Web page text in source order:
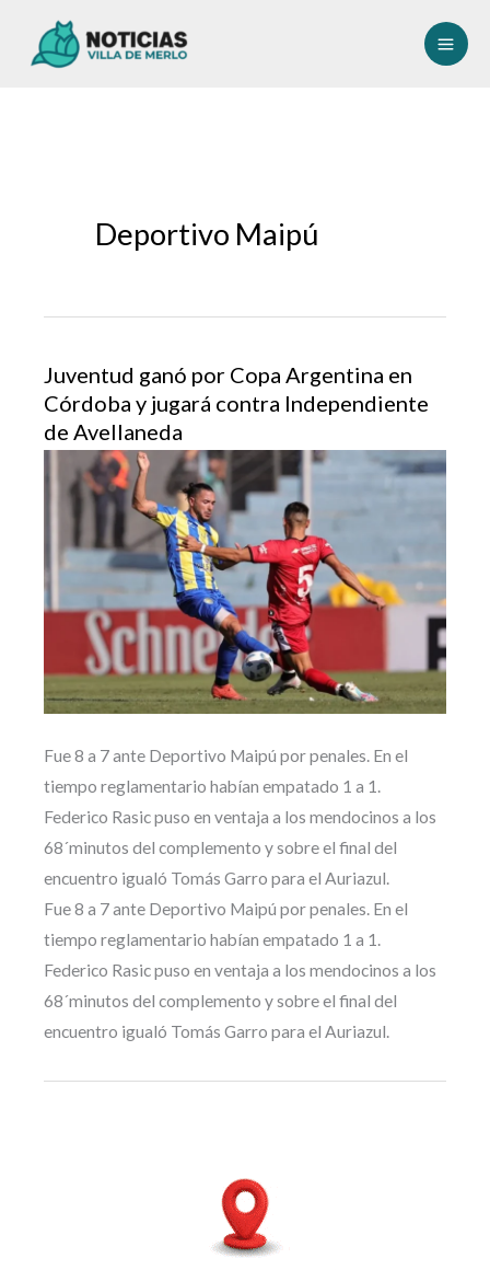
Deportivo Maipú
Juventud ganó por Copa Argentina en
Córdoba y jugará contra Independiente
de Avellaneda
Fue 8 a 7 ante Deportivo Maipú por penales. En el
tiempo reglamentario habían empatado 1 a 1.
Federico Rasic puso en ventaja a los mendocinos a los
68´minutos del complemento y sobre el final del
encuentro igualó Tomás Garro para el Auriazul.
Fue 8 a 7 ante Deportivo Maipú por penales. En el
tiempo reglamentario habían empatado 1 a 1.
Federico Rasic puso en ventaja a los mendocinos a los
68´minutos del complemento y sobre el final del
encuentro igualó Tomás Garro para el Auriazul.